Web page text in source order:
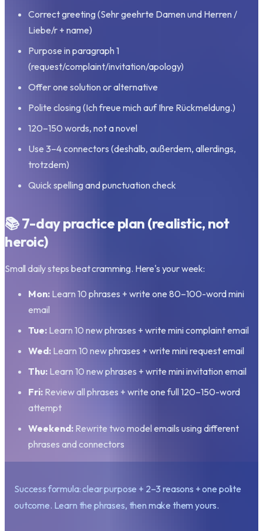
Correct greeting (Sehr geehrte Damen und Herren /
Liebe/r + name)
Purpose in paragraph 1
(request/complaint/invitation/apology)
Offer one solution or alternative
Polite closing (Ich freue mich auf Ihre Rückmeldung.)
120–150 words, not a novel
Use 3–4 connectors (deshalb, außerdem, allerdings,
trotzdem)
Quick spelling and punctuation check
📚 7-day practice plan (realistic, not
heroic)
Small daily steps beat cramming. Here's your week:
Mon: Learn 10 phrases + write one 80–100-word mini
email
Tue: Learn 10 new phrases + write mini complaint email
Wed: Learn 10 new phrases + write mini request email
Thu: Learn 10 new phrases + write mini invitation email
Fri: Review all phrases + write one full 120–150-word
attempt
Weekend: Rewrite two model emails using different
phrases and connectors
Success formula: clear purpose + 2–3 reasons + one polite
outcome. Learn the phrases, then make them yours.